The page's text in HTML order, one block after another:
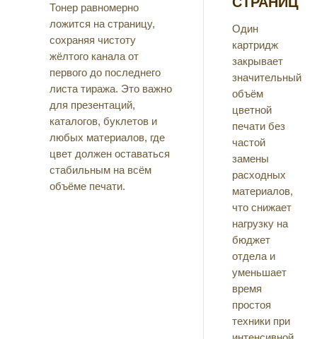
Тонер равномерно
ложится на страницу,
сохраняя чистоту
жёлтого канала от
первого до последнего
листа тиража. Это важно
для презентаций,
каталогов, буклетов и
любых материалов, где
цвет должен оставаться
стабильным на всём
объёме печати.
Один
картридж
закрывает
значительный
объём
цветной
печати без
частой
замены
расходных
материалов,
что снижает
нагрузку на
бюджет
отдела и
уменьшает
время
простоя
техники при